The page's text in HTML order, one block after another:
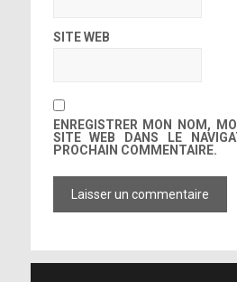
SITE WEB
ENREGISTRER MON NOM,
SITE WEB DANS LE
PROCHAIN COMMENTAIRE.